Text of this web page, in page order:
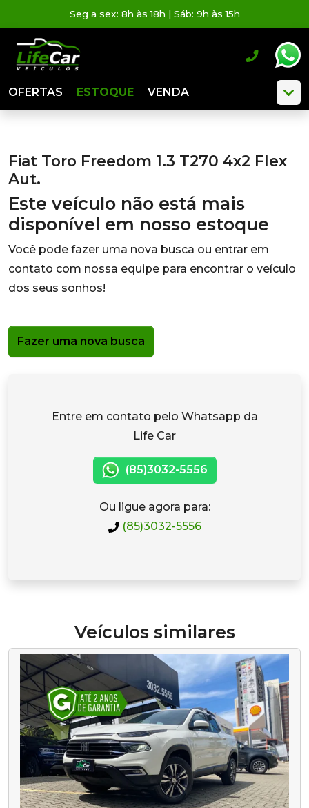
Seg a sex: 8h às 18h | Sáb: 9h às 15h
OFERTAS ESTOQUE VENDA
Fiat Toro Freedom 1.3 T270 4x2 Flex
Aut.
Este veículo não está mais
disponível em nosso estoque
Você pode fazer uma nova busca ou entrar em
contato com nossa equipe para encontrar o veículo
dos seus sonhos!
Fazer uma nova busca
Entre em contato pelo Whatsapp da
Life Car
(85)3032-5556
Ou ligue agora para:
(85)3032-5556
Veículos similares